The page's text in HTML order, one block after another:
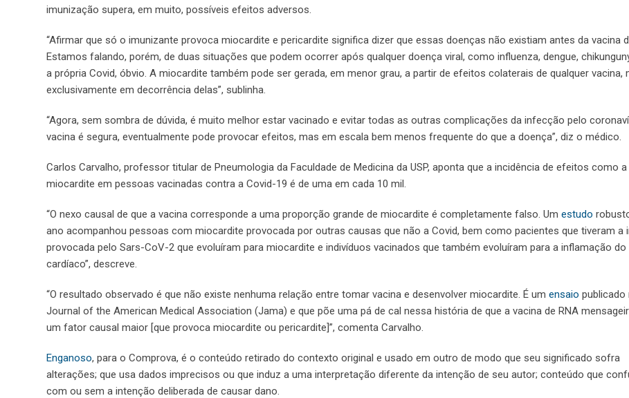
imunização supera, em muito, possíveis efeitos adversos.
“Afirmar que só o imunizante provoca miocardite e pericardite significa dizer que essas doenças não existiam antes da vacina
Estamos falando, porém, de duas situações que podem ocorrer após qualquer doença viral, como influenza, dengue,
a própria Covid, óbvio. A miocardite também pode ser gerada, em menor grau, a partir de efeitos colaterais de qualquer vacina,
exclusivamente em decorrência delas”, sublinha.
“Agora, sem sombra de dúvida, é muito melhor estar vacinado e evitar todas as outras complicações da infecção pelo
vacina é segura, eventualmente pode provocar efeitos, mas em escala bem menos frequente do que a doença”, diz o médico.
Carlos Carvalho, professor titular de Pneumologia da Faculdade de Medicina da USP, aponta que a incidência de efeitos como a
miocardite em pessoas vacinadas contra a Covid-19 é de uma em cada 10 mil.
“O nexo causal de que a vacina corresponde a uma proporção grande de miocardite é completamente falso. Um estudo
ano acompanhou pessoas com miocardite provocada por outras causas que não a Covid, bem como pacientes que tiveram a
provocada pelo Sars-CoV-2 que evoluíram para miocardite e indivíduos vacinados que também evoluíram para a inflamação
cardíaco”, descreve.
“O resultado observado é que não existe nenhuma relação entre tomar vacina e desenvolver miocardite. É um ensaio publicado
Journal of the American Medical Association (Jama) e que põe uma pá de cal nessa história de que a vacina de RNA
um fator causal maior [que provoca miocardite ou pericardite]”, comenta Carvalho.
Enganoso, para o Comprova, é o conteúdo retirado do contexto original e usado em outro de modo que seu significado sofra
alterações; que usa dados imprecisos ou que induz a uma interpretação diferente da intenção de seu autor; conteúdo que
com ou sem a intenção deliberada de causar dano.